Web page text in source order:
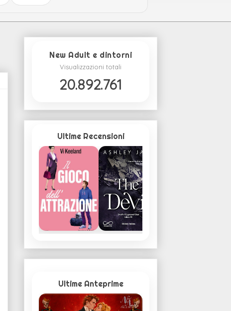
New Adult e dintorni
Visualizzazioni totali
20.892.761
Ultime Recensioni
Ultime Anteprime